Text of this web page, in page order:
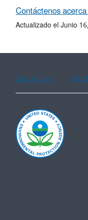
Contáctenos
Actualizado el Junio
Assistance